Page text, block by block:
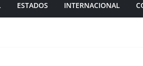
ESTADOS INTERNACIONAL